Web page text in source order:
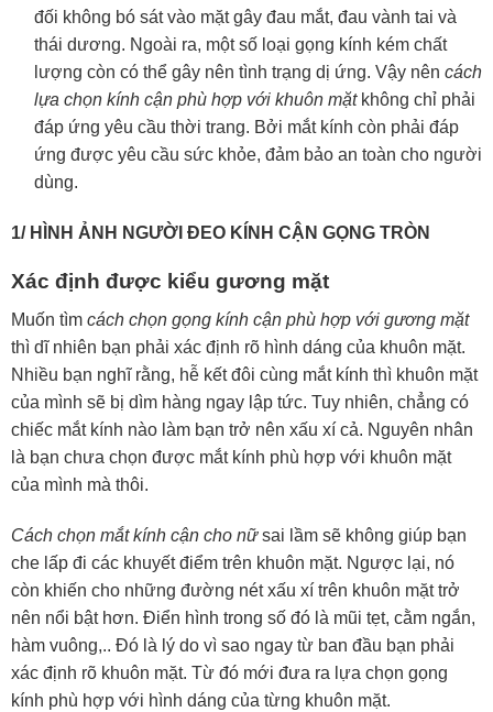
đối không bó sát vào mặt gây đau mắt, đau vành tai và
thái dương. Ngoài ra, một số loại gọng kính kém chất
lượng còn có thể gây nên tình trạng dị ứng. Vậy nên cách
lựa chọn kính cận phù hợp với khuôn mặtkhông chỉ phải
đáp ứng yêu cầu thời trang. Bởi mắt kính còn phải đáp
ứng được yêu cầu sức khỏe, đảm bảo an toàn cho người
dùng.
1/ HÌNH ẢNH NGƯỜI ĐEO KÍNH CẬN GỌNG TRÒN
Xác định được kiểu gương mặt
Muốn tìm cách chọn gọng kính cận phù hợp với gương mặt
thì dĩ nhiên bạn phải xác định rõ hình dáng của khuôn mặt.
Nhiều bạn nghĩ rằng, hễ kết đôi cùng mắt kính thì khuôn mặt
của mình sẽ bị dìm hàng ngay lập tức. Tuy nhiên, chẳng có
chiếc mắt kính nào làm bạn trở nên xấu xí cả. Nguyên nhân
là bạn chưa chọn được mắt kính phù hợp với khuôn mặt
của mình mà thôi.
Cách chọn mắt kính cận cho nữsai lầm sẽ không giúp bạn
che lấp đi các khuyết điểm trên khuôn mặt. Ngược lại, nó
còn khiến cho những đường nét xấu xí trên khuôn mặt trở
nên nổi bật hơn. Điển hình trong số đó là mũi tẹt, cằm ngắn,
hàm vuông,.. Đó là lý do vì sao ngay từ ban đầu bạn phải
xác định rõ khuôn mặt. Từ đó mới đưa ra lựa chọn gọng
kính phù hợp với hình dáng của từng khuôn mặt.